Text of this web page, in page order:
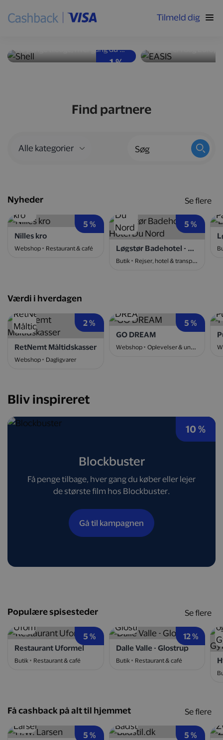
Tilmeld dig
1 %
Høj ydeevne og god
Få penge tilbage, hver gang du tanker bilen op hos Shell-stationer landet over.
Nyd velsmag
Find partnere
Nyheder
5 %
Nilles kro
Webshop Restaurant & café
5 %
Løgstør Badehotel - Hotel Du Nord
Butik Rejser, hotel & transport
Se flere
Værdi i hverdagen
2 %
RetNemt Måltidskasser
Webshop Dagligvarer
5 %
GO DREAM
Webshop Oplevelser & underholdning
Bliv inspireret
10 %
Blockbuster
Få penge tilbage, hver gang du køber eller lejer
de største film hos Blockbuster.
Gå til kampagnen
Populære spisesteder
5 %
Restaurant Uformel
Butik Restaurant & café
12 %
Dalle Valle - Glostrup
Butik
Restaurant & café
Se flere
Få cashback på alt til hjemmet
5 % 5 %
Se flere